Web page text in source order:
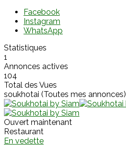
Facebook
Instagram
WhatsApp
Statistiques
1
Annonces actives
104
Total des Vues
soukhotai (Toutes mes annonces)
Ouvert maintenant
Restaurant
En vedette